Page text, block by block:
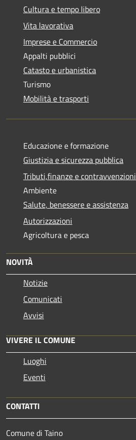
Cultura e tempo libero
Vita lavorativa
Imprese e Commercio
Appalti pubblici
Catasto e urbanistica
Turismo
Mobilità e trasporti
Educazione e formazione
Giustizia e sicurezza pubblica
Tributi,finanze e contravvenzioni
Ambiente
Salute, benessere e assistenza
Autorizzazioni
Agricoltura e pesca
NOVITÀ
Notizie
Comunicati
Avvisi
VIVERE IL COMUNE
Luoghi
Eventi
CONTATTI
Comune di Taino